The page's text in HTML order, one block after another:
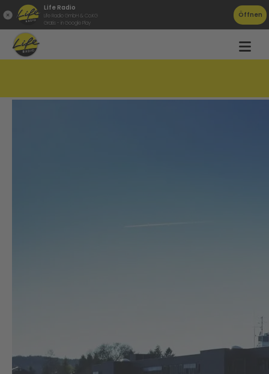
Life Radio
Life Radio GmbH & Co.KG
Gratis - in Google Play
Öffnen